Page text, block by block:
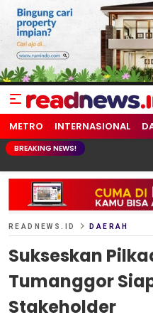
readnews.id
Berita Terkini, Update
METRO INTERNASIONAL
BREAKING NEWS!
READNEWS.ID DAERAH
Sukseskan
Tumanggor
Stakeholder